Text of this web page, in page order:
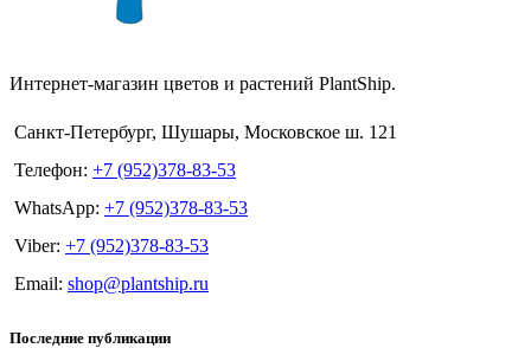
Интернет-магазин цветов и растений PlantShip.
Санкт-Петербург, Шушары, Московское ш. 121
Телефон: +7 (952)378-83-53
WhatsApp: +7 (952)378-83-53
Viber: +7 (952)378-83-53
Email: shop@plantship.ru
Последние публикации